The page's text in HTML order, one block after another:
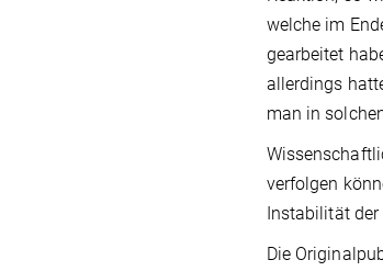
welche im
gearbeitet
allerdings
man in
verfolgen
Instabilität
Die